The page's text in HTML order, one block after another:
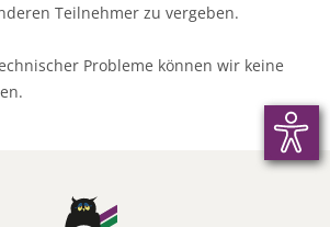
Teilnehmer zu vergeben.
Probleme können wir keine